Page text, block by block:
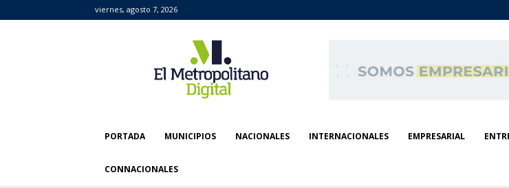
viernes, agosto 7, 2026
Metropolitano
Digital
PORTADA MUNICIPIOS NACIONALES INTERNACIONALES EMPRESARIAL
CONNACIONALES